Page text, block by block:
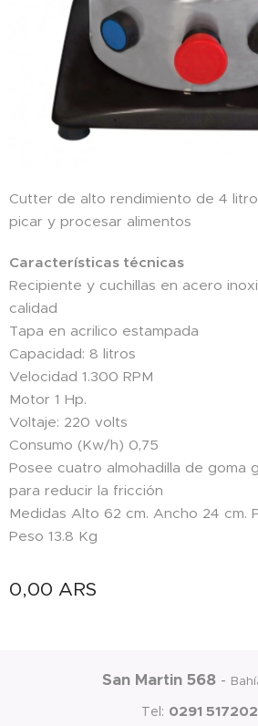
Cutter de alto rendimiento de 4
picar y procesar alimentos
Características técnicas
Recipiente y cuchillas en acero
calidad
Tapa en acrilico estampada
Capacidad: 8 litros
Velocidad 1.300 RPM
Motor 1 Hp.
Voltaje: 220 volts
Consumo (Kw/h) 0,75
Posee cuatro almohadilla de goma
para reducir la fricción
Medidas Alto 62 cm. Ancho 24 cm.
Peso 13.8 Kg
0,00 ARS
San Martin 568-
Tel: 0291